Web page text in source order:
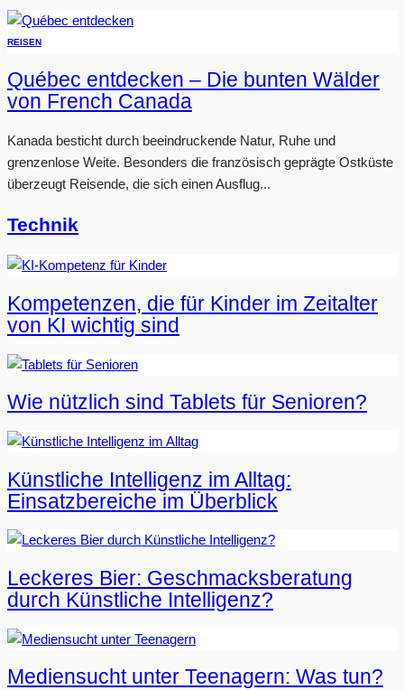
REISEN
Québec entdecken – Die bunten Wälder
von French Canada
Kanada besticht durch beeindruckende Natur, Ruhe und
grenzenlose Weite. Besonders die französisch geprägte Ostküste
überzeugt Reisende, die sich einen Ausflug...
Technik
Kompetenzen, die für Kinder im Zeitalter
von KI wichtig sind
Wie nützlich sind Tablets für Senioren?
Künstliche Intelligenz im Alltag:
Einsatzbereiche im Überblick
Leckeres Bier: Geschmacksberatung
durch Künstliche Intelligenz?
Mediensucht unter Teenagern: Was tun?